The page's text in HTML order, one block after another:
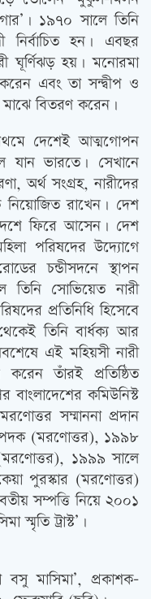
১৯৭০ সালে তিনি
নির্বাচিত হন। এবছর
ঘূর্ণিঝড় হয়। মনোরমা
করেন এবং তা সন্দ্বীপ ও
মাঝে বিতরণ করেন।
দেশেই আত্মগোপন
ভারতে। সেখানে
অর্থ সংগ্রহ, নারীদের
নিয়োজিত রাখেন। দেশ
ফিরে আসেন। দেশ
পরিষদের উদ্যোগে
চন্ডীসদনে স্থাপন
তিনি সোভিয়েত নারী
প্রতিনিধি হিসেবে
তিনি বার্ধক্য আর
এই মহিয়সী নারী
তাঁরই প্রতিষ্ঠিত
কমিউনিস্ট
সম্মাননা প্রদান
পদক (মরণোত্তর), ১৯৯৮
১৯৯৯ সালে
পুরস্কার (মরণোত্তর)
সম্পত্তি নিয়ে ২০০১
স্মৃতি ট্রাস্ট’।
মাসিমা’, প্রকাশক-